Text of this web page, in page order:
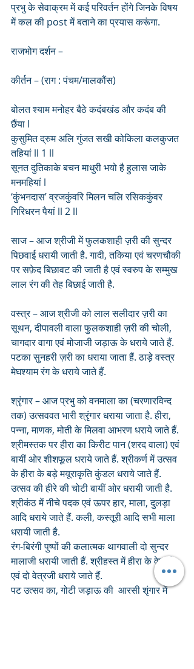
प्रभु के सेवाक्रम में कई परिवर्तन होंगे जिनके विषय
में कल की post में बताने का प्रयास करूंगा.
राजभोग दर्शन –
कीर्तन – (राग : पंचम/मालकौंस)
बोलत श्याम मनोहर बैठे कदंबखंड और कदंब की
छैंया l
कुसुमित द्रुम अलि गुंजत सखी कोकिला कलकुजत
तहियां ll 1 ll
सूनत दुतिकाके बचन माधुरी भयो है हुलास जाके
मनमहियां l
‘कुंभनदास’ व्रजकुंवरि मिलन चलि रसिककुंवर
गिरिधरन पैयां ll 2 ll
साज – आज श्रीजी में फुलकशाही ज़री की सुन्दर
पिछवाई धरायी जाती है. गादी, तकिया एवं चरणचौकी
पर सफ़ेद बिछावट की जाती है एवं स्वरुप के सम्मुख
लाल रंग की तेह बिछाई जाती है.
वस्त्र – आज श्रीजी को लाल सलीदार ज़री का
सूथन, दीपावली वाला फुलकशाही ज़री की चोली,
चागदार वागा एवं मोजाजी जड़ाऊ के धराये जाते हैं.
पटका सुनहरी ज़री का धराया जाता हैं. ठाड़े वस्त्र
मेघश्याम रंग के धराये जाते हैं.
श्रृंगार – आज प्रभु को वनमाला का (चरणारविन्द
तक) उत्सववत भारी श्रृंगार धराया जाता है. हीरा,
पन्ना, माणक, मोती के मिलवा आभरण धराये जाते हैं.
श्रीमस्तक पर हीरा का किरीट पान (शरद वाला) एवं
बायीं ओर शीशफूल धराये जाते हैं. श्रीकर्ण में उत्सव
के हीरा के बड़े मयूराकृति कुंडल धराये जाते हैं.
उत्सव की हीरे की चोटी बायीं ओर धरायी जाती है.
श्रीकंठ में नीचे पदक एवं ऊपर हार, माला, दुलड़ा
आदि धराये जाते हैं. कली, कस्तूरी आदि सभी माला
धरायी जाती है.
रंग-बिरंगी पुष्पों की कलात्मक थागवाली दो सुन्दर
मालाजी धरायी जाती हैं. श्रीहस्त में हीरा के वेणुजी
एवं दो वेत्रजी धराये जाते हैं.
पट उत्सव का, गोटी जड़ाऊ की  आरसी शृंगार में